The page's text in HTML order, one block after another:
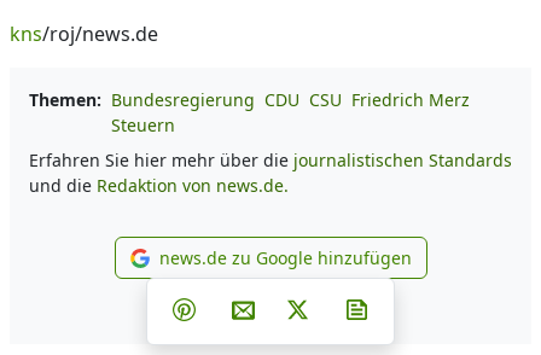
kns/roj/news.de
Themen: Bundesregierung CDU CSU Friedrich Merz
Steuern
Erfahren Sie hier mehr über die journalistischen Standards
und die Redaktion von news.de.
news.de zu Google
news.de zu Google hinzufügen
Teilen auf Facebook
Teilen auf Whatsapp
Teilen auf Telegram
Teilen auf Pinterest
Per E-Mail teilen
Post auf X